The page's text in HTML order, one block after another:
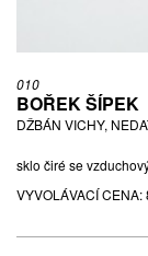
010
BOŘEK ŠÍPEK
DŽBÁN VICHY,
sklo čiré se
VYVOLÁVACÍ CENA: